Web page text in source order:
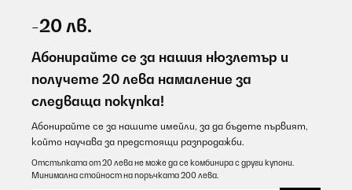
-20 лв.
Абонирайте се за нашия нюзлетър и
получете 20 лева намаление за
следваща покупка!
Абонирайте се за нашите имейли, за да бъдете първият,
който научава за предстоящи разпродажби.
Отстъпката от 20 лева не може да се комбинира с други купони.
Минимална стойност на поръчката 200 лева.